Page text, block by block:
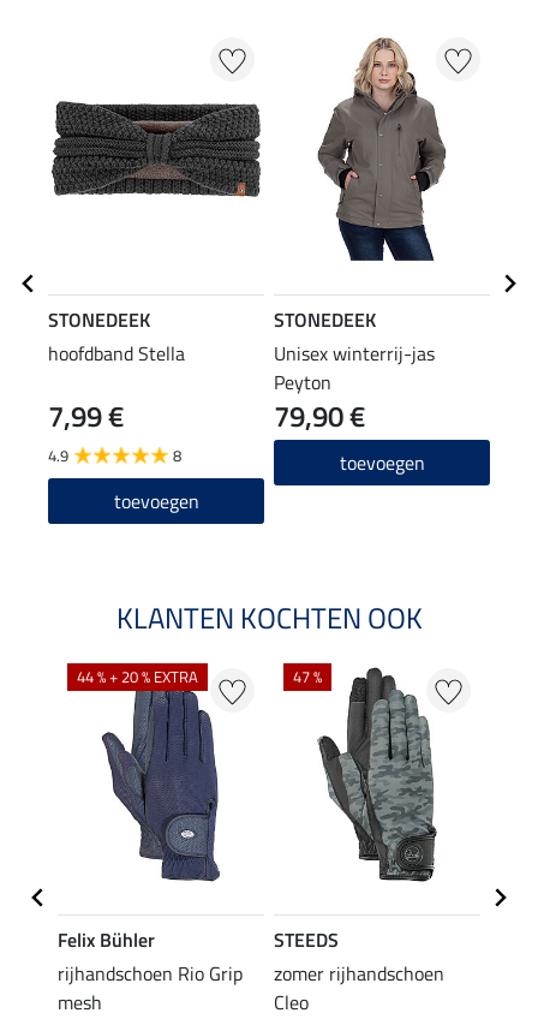
STONEDEEK
hoofdband Stella
7,99 €
4.9 8
toevoegen
STONEDEEK
Unisex winterrij-jas
Peyton
79,90 €
toevoegen
KLANTEN KOCHTEN OOK
44 % + 20 % EXTRA
Felix Bühler
rijhandschoen Rio Grip
mesh
47 %
STEEDS
zomer rijhandschoen
Cleo